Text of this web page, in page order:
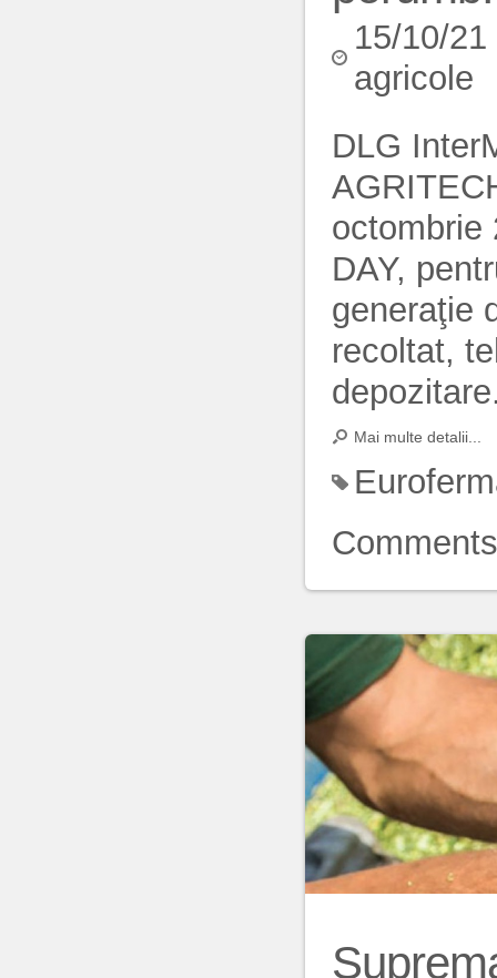
15/10/
agricole
DLG
octombrie
DAY,
generaţie
recoltat,
Mai multe detalii...
Comments